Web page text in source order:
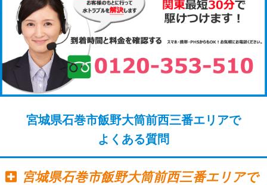
宮城県石巻市飯野大筒前西三番エリアで
よくある質問
宮城県石巻市飯野大筒前西三番エリアで